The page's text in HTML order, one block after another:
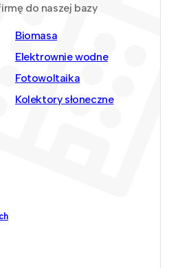
do naszej bazy
Biomasa
Elektrownie wodne
Fotowoltaika
Kolektory słoneczne